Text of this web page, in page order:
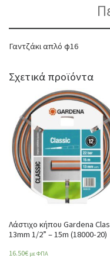
Γαντζάκι απλό φ16
Σχετικά προϊόντα
Λάστιχο κήπου Gardena
13mm 1/2” – 15m (18000-20)
16.50€ με ΦΠΑ